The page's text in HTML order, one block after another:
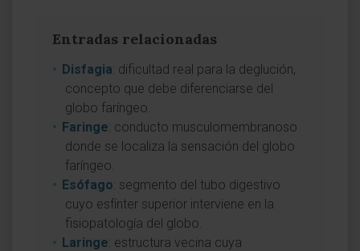
Entradas relacionadas
Disfagia: dificultad real para la deglución,
concepto que debe diferenciarse del
globo faríngeo.
Faringe: conducto musculomembranoso
donde se localiza la sensación del globo
faríngeo.
Esófago: segmento del tubo digestivo
cuyo esfínter superior interviene en la
fisiopatología del globo.
Laringe: estructura vecina cuya